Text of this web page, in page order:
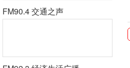
FM90.4 交通之声